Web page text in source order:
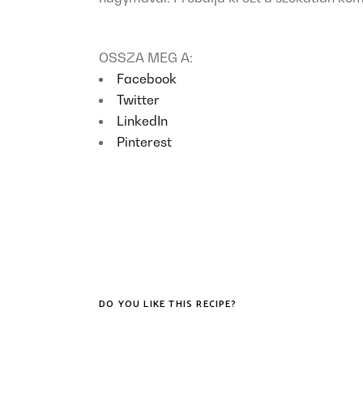
OSSZA MEG A:
Facebook
Twitter
LinkedIn
Pinterest
DO YOU LIKE THIS RECIPE?